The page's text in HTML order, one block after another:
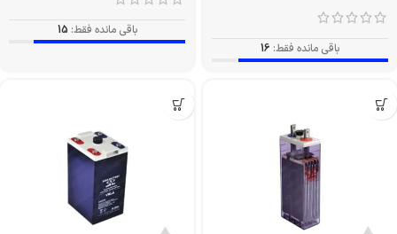
باقی مانده فقط: 16
باقی مانده فقط: 15